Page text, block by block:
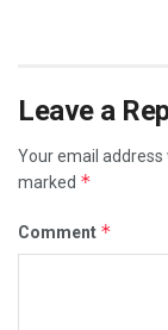
Leave a
Your email address
marked *
Comment *